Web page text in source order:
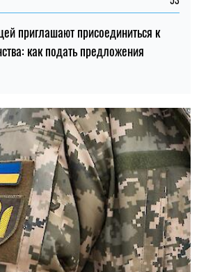
социально-бытовые вопросы